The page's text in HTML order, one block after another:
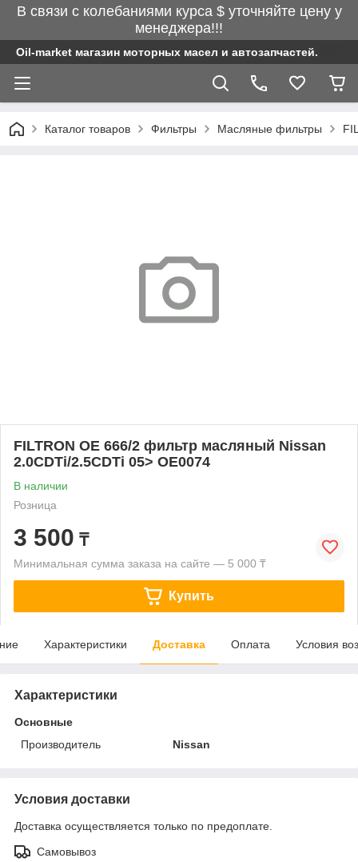
В связи с колебаниями курса $ уточняйте цену у
менеджера!!!
Oil-market магазин моторных масел и автозапчастей.
Каталог товаров Фильтры Масляные фильтры
FILTRON OE 666/2 фильтр масляный Nissan
2.0CDTi/2.5CDTi 05> OE0074
В наличии
Розница
3 500 ₸
Минимальная сумма заказа на сайте — 5 000 ₸
Купить
Характеристики Доставка Оплата Условия
Характеристики
Основные
Производитель
Nissan
Условия доставки
Доставка осуществляется только по предоплате.
Самовывоз